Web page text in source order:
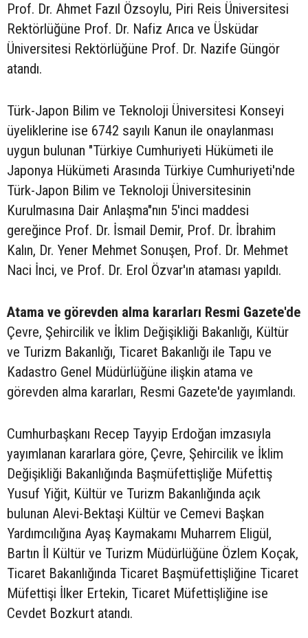
Prof. Dr. Ahmet Fazıl Özsoylu, Piri Reis Üniversitesi
Rektörlüğüne Prof. Dr. Nafiz Arıca ve Üsküdar
Üniversitesi Rektörlüğüne Prof. Dr. Nazife Güngör
atandı.
Türk-Japon Bilim ve Teknoloji Üniversitesi Konseyi
üyeliklerine ise 6742 sayılı Kanun ile onaylanması
uygun bulunan "Türkiye Cumhuriyeti Hükümeti ile
Japonya Hükümeti Arasında Türkiye Cumhuriyeti'nde
Türk-Japon Bilim ve Teknoloji Üniversitesinin
Kurulmasına Dair Anlaşma"nın 5'inci maddesi
gereğince Prof. Dr. İsmail Demir, Prof. Dr. İbrahim
Kalın, Dr. Yener Mehmet Sonuşen, Prof. Dr. Mehmet
Naci İnci, ve Prof. Dr. Erol Özvar'ın ataması yapıldı.
Atama ve görevden alma kararları Resmi Gazete'de
Çevre, Şehircilik ve İklim Değişikliği Bakanlığı, Kültür
ve Turizm Bakanlığı, Ticaret Bakanlığı ile Tapu ve
Kadastro Genel Müdürlüğüne ilişkin atama ve
görevden alma kararları, Resmi Gazete'de yayımlandı.
Cumhurbaşkanı Recep Tayyip Erdoğan imzasıyla
yayımlanan kararlara göre, Çevre, Şehircilik ve İklim
Değişikliği Bakanlığında Başmüfettişliğe Müfettiş
Yusuf Yiğit, Kültür ve Turizm Bakanlığında açık
bulunan Alevi-Bektaşi Kültür ve Cemevi Başkan
Yardımcılığına Ayaş Kaymakamı Muharrem Eligül,
Bartın İl Kültür ve Turizm Müdürlüğüne Özlem Koçak,
Ticaret Bakanlığında Ticaret Başmüfettişliğine Ticaret
Müfettişi İlker Ertekin, Ticaret Müfettişliğine ise
Cevdet Bozkurt atandı.